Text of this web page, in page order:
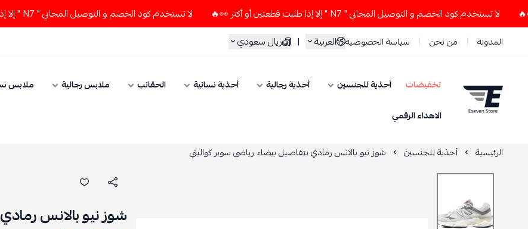
لا تستخدم كود الخصم و التوصيل المجاني " N7 " إلا إذا طلبت قطعتين أو أكثر 👀🔥 لا تستخدم كود الخصم و التوصيل المجاني " N7 " إلا إذا طلبت قطعتين أو أكثر 👀🔥
المدونة من نحن سياسة الخصوصية العربية | ريال سعودي
ESEVEN STORE
تخفيضات أحذية للجنسين أحذية رجالية أحذية نسائية الحقائب ملابس رجالية ملابس
الاهداء الرقمي
الرئيسية أحذية للجنسين شوز نيو بالانس رمادي بتفاصيل بيضاء رياضي سوبر كواليتي
شوز نيو بالانس